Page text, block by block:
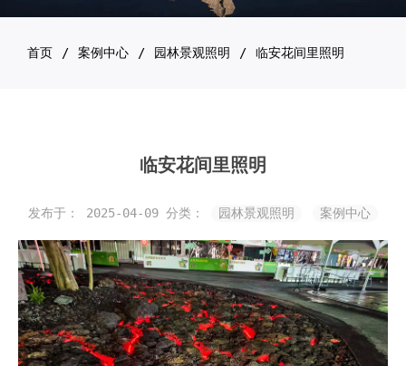
首页 案例中心 园林景观照明 临安花间里照明
临安花间里照明
发布于： 2025-04-09 分类： 园林景观照明 案例中心